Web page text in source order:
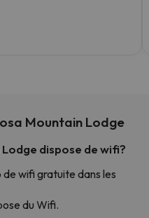
Mountain Lodge
dispose de wifi?
wifi gratuite dans les
du Wifi.